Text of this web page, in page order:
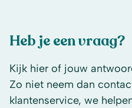
Heb je een vraag?
Kijk hier of jouw
Zo niet neem dan
klantenservice, we